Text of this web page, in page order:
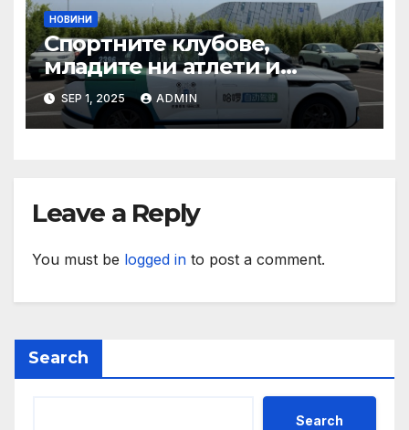
НОВИНИ
Спортните клубове,
младите ни атлети и
техните треньори имат
нужда от нашата подкрепа
и ние ще им я осигурим
SEP 1, 2025 ADMIN
Leave a Reply
You must be logged in to post a comment.
Search
Search